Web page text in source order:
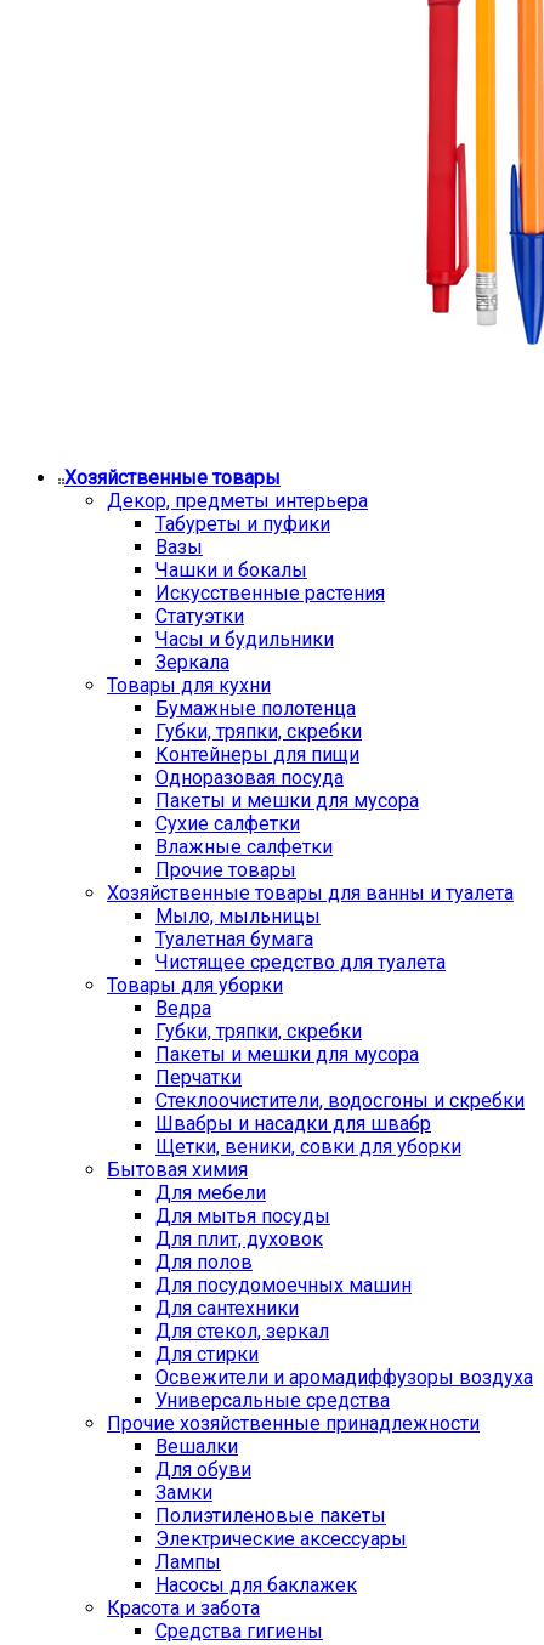
Хозяйственные товары
Декор, предметы интерьера
Табуреты и пуфики
Вазы
Чашки и бокалы
Искусственные растения
Статуэтки
Часы и будильники
Зеркала
Товары для кухни
Бумажные полотенца
Губки, тряпки, скребки
Контейнеры для пищи
Одноразовая посуда
Пакеты и мешки для мусора
Сухие салфетки
Влажные салфетки
Прочие товары
Хозяйственные товары для ванны и туалета
Мыло, мыльницы
Туалетная бумага
Чистящее средство для туалета
Товары для уборки
Ведра
Губки, тряпки, скребки
Пакеты и мешки для мусора
Перчатки
Стеклоочистители, водосгоны и скребки
Швабры и насадки для швабр
Щетки, веники, совки для уборки
Бытовая химия
Для мебели
Для мытья посуды
Для плит, духовок
Для полов
Для посудомоечных машин
Для сантехники
Для стекол, зеркал
Для стирки
Освежители и аромадиффузоры воздуха
Универсальные средства
Прочие хозяйственные принадлежности
Вешалки
Для обуви
Замки
Полиэтиленовые пакеты
Электрические аксессуары
Лампы
Насосы для баклажек
Красота и забота
Средства гигиены